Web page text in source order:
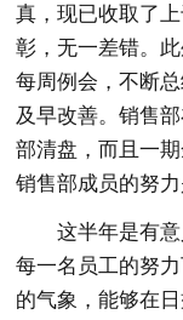
真，现已收取了
彰，无一差错。
每周例会，不断
及早改善。销售
部清盘，而且一
销售部成员的努力
这半年是有
每一名员工的努
的气象，能够在